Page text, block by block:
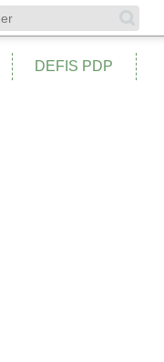
DEFIS PDP